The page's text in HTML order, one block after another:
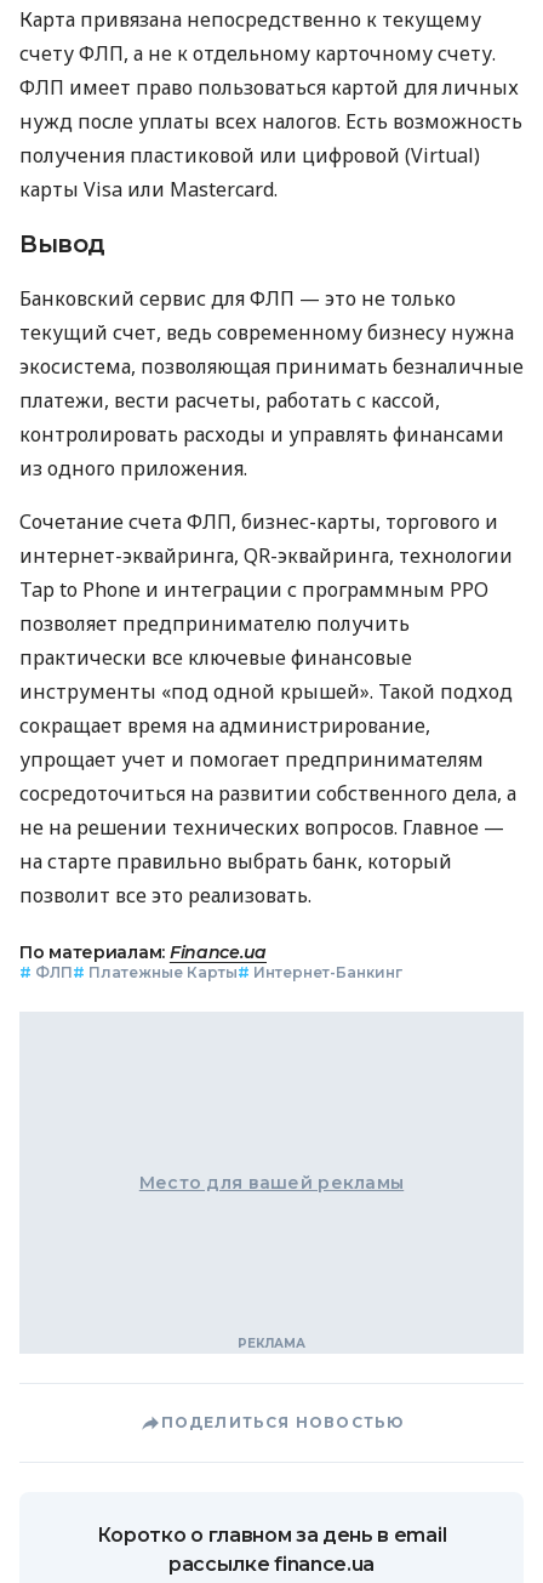
Карта привязана непосредственно к текущему
счету ФЛП, а не к отдельному карточному счету.
ФЛП имеет право пользоваться картой для личных
нужд после уплаты всех налогов. Есть возможность
получения пластиковой или цифровой (Virtual)
карты Visa или Mastercard.
Вывод
Банковский сервис для ФЛП — это не только
текущий счет, ведь современному бизнесу нужна
экосистема, позволяющая принимать безналичные
платежи, вести расчеты, работать с кассой,
контролировать расходы и управлять финансами
из одного приложения.
Сочетание счета ФЛП, бизнес-карты, торгового и
интернет-эквайринга, QR-эквайринга, технологии
Tap to Phone и интеграции с программным РРО
позволяет предпринимателю получить
практически все ключевые финансовые
инструменты «под одной крышей». Такой подход
сокращает время на администрирование,
упрощает учет и помогает предпринимателям
сосредоточиться на развитии собственного дела, а
не на решении технических вопросов. Главное —
на старте правильно выбрать банк, который
позволит все это реализовать.
По материалам: Finance.ua
# ФЛП# Платежные Карты# Интернет-Банкинг
Место для вашей рекламы
ПОДЕЛИТЬСЯ НОВОСТЬЮ
Коротко о главном за день в email
рассылке finance.ua